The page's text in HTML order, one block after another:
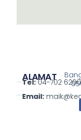
ALAMAT
Tel:04-702 6200
Email: